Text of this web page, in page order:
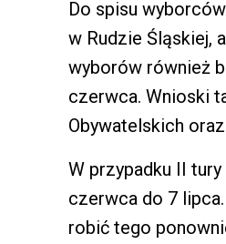
Do spisu
w Rudzie Śląskiej,
wyborów również
czerwca. Wnioski
Obywatelskich
W przypadku II
czerwca do 7
robić tego